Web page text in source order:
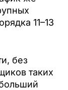
11–13
без
таких